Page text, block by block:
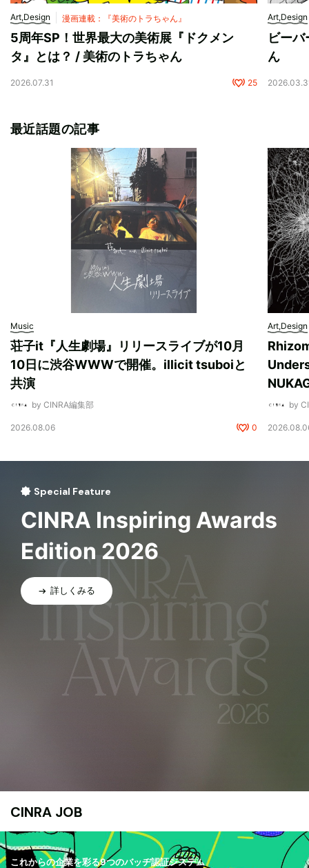
Art,Design 漫画連載：『美術のトラちゃん』
5周年SP！世界最大の美術展『ドクメン
タ』とは？ / 美術のトラちゃん
2026.07.31 25
Art,Design
ビー
ん
最近話題の記事
Music
荘子it『人生劇場』リリースライブが10月
10日に渋谷WWWで開催。illicit tsuboiと
共演
by CINRA編集部
2026.08.06 0
Art,Design
by
Special Feature
CINRA Inspiring Awards
Edition 2026
詳しくみる
CINRA JOB
これからの企業を彩る9つのバッヂ認証システム